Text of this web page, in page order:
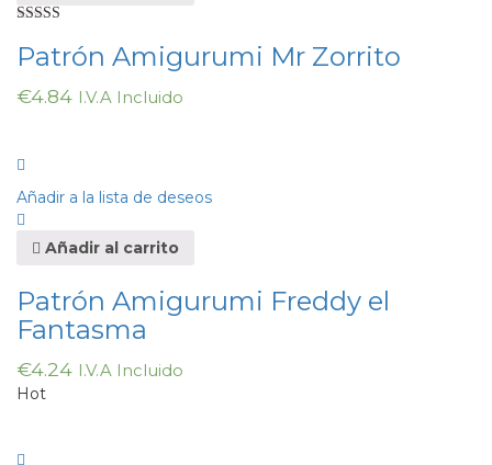
5.00de 5
Patrón Amigurumi Mr Zorrito
€4.84 I.V.A Incluido
Añadir a la lista de deseos
Añadir al carrito
Patrón Amigurumi Freddy el
Fantasma
€4.24 I.V.A Incluido
Hot